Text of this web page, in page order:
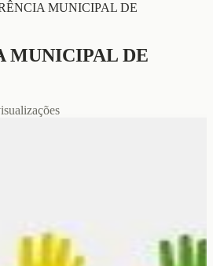
MUNICIPAL DE
MUNICIPAL DE